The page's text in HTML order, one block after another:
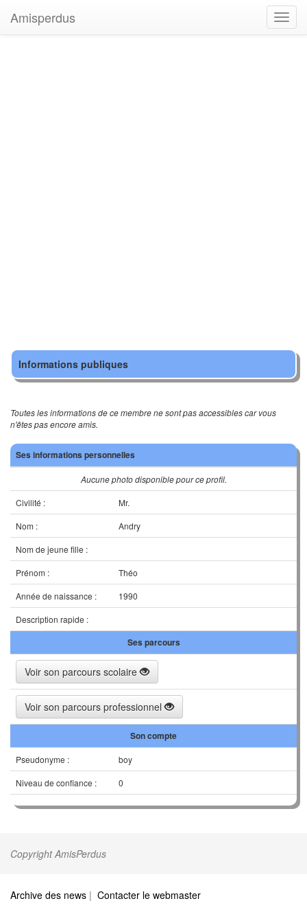
Amisperdus
Informations publiques
Toutes les informations de ce membre ne sont pas accessibles car vous
n'êtes pas encore amis.
Ses informations personnelles
Aucune photo disponible pour ce profil.
Civilité :
Mr.
Nom :
Andry
Nom de jeune fille :
Prénom :
Théo
Année de naissance :
1990
Description rapide :
Ses parcours
Voir son parcours scolaire
Voir son parcours professionnel
Son compte
Pseudonyme :
boy
Niveau de confiance :
0
Copyright AmisPerdus
Archive des news | Contacter le webmaster